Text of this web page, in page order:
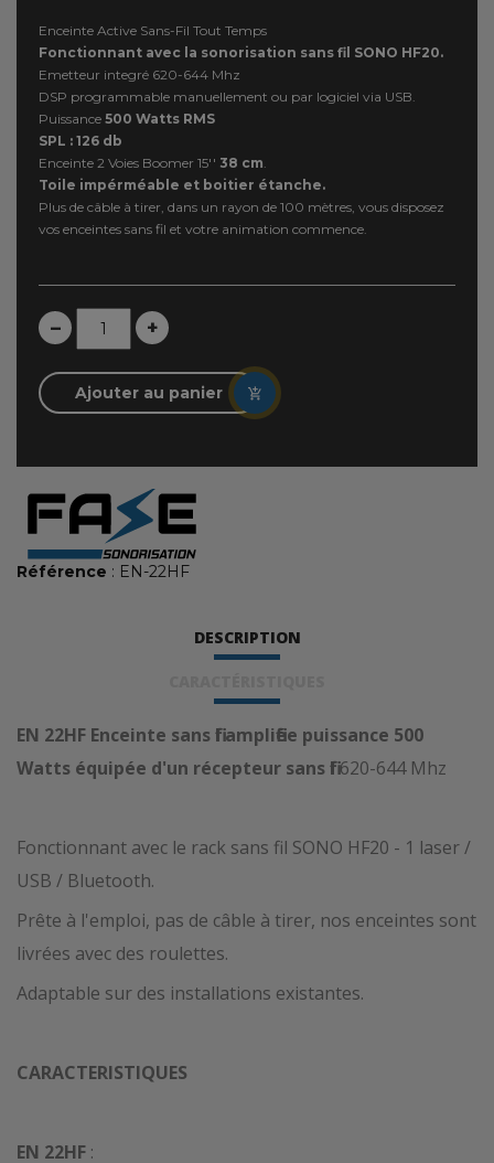
Enceinte Active Sans-Fil Tout Temps
Fonctionnant avec la sonorisation sans fil SONO HF20.
Emetteur integré 620-644 Mhz
DSP programmable manuellement ou par logiciel via USB.
Puissance 500 Watts RMS
SPL : 126 db
Enceinte 2 Voies Boomer 15'' 38 cm
Toile impérméable et boitier étanche.
Plus de câble à tirer, dans un rayon de 100 mètres, vous disposez
vos enceintes sans fil et votre animation commence.
– +
Ajouter au panier
Référence : EN-22HF
DESCRIPTION
EN 22HF Enceinte sans fil amplifiée puissance 500
Watts équipée d'un récepteur sans fil620-644 Mhz
Fonctionnant avec le rack sans fil SONO HF20 - 1 laser /
USB / Bluetooth.
Prête à l'emploi, pas de câble à tirer, nos enceintes sont
livrées avec des roulettes.
Adaptable sur des installations existantes.
CARACTERISTIQUES
EN 22HF :